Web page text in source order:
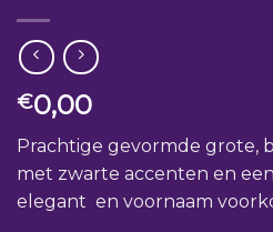
€0,00
Prachtige gevormde grote,
met zwarte accenten en
elegant en voornaam